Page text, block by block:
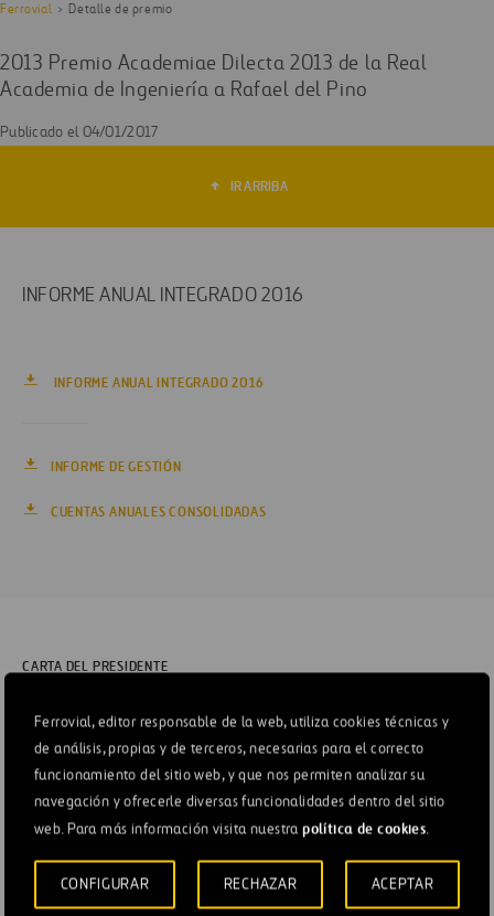
Ferrovial, editor responsable de la web, utiliza cookies técnicas y
de análisis, propias y de terceros, necesarias para el correcto
funcionamiento del sitio web, y que nos permiten analizar su
navegación y ofrecerle diversas funcionalidades dentro del sitio
web. Para más información visita nuestrapolítica de cookies.
CONFIGURAR RECHAZAR ACEPTAR
Ferrovial Detalle de premio
2013 Premio Academiae Dilecta 2013 de la Real
Academia de Ingeniería a Rafael del Pino
Publicado el 04/01/2017
IR ARRIBA
INFORME ANUAL INTEGRADO 2016
INFORME ANUAL INTEGRADO 2016
INFORME DE GESTIÓN
CUENTAS ANUALES CONSOLIDADAS
CARTA DEL PRESIDENTE
FERROVIAL EN DOS MINUTOS
ESTRATEGIA Y CREACIÓN DE VALOR
FERROVIAL EN 2016
RIESGOS